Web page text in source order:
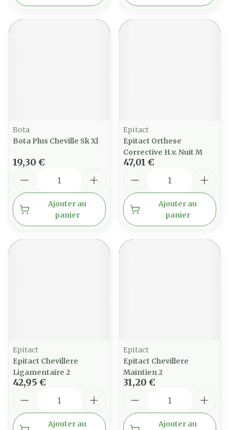
Bota
Bota Plus Cheville Sk Xl
19,30 €
Ajouter au
panier
Epitact
Epitact Orthese
Corrective H.v. Nuit M
47,01 €
Ajouter au
panier
Epitact
Epitact Chevillere
Ligamentaire 2
42,95 €
Ajouter au
Epitact
Epitact Chevillere
Maintien 2
31,20 €
Ajouter au